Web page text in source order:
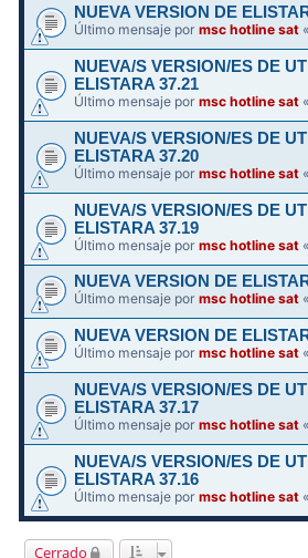
NUEVA VERSION DE
Último mensaje pormsc hotline sat
NUEVA/S VERSION/ES DE
ELISTARA 37.21
Último mensaje pormsc hotline sat
NUEVA/S VERSION/ES DE
ELISTARA 37.20
Último mensaje pormsc hotline sat
NUEVA/S VERSION/ES DE
ELISTARA 37.19
Último mensaje pormsc hotline sat
NUEVA VERSION DE
Último mensaje pormsc hotline sat
NUEVA VERSION DE
Último mensaje pormsc hotline sat
NUEVA/S VERSION/ES DE
ELISTARA 37.17
Último mensaje pormsc hotline sat
NUEVA/S VERSION/ES DE
ELISTARA 37.16
Último mensaje pormsc hotline sat
Cerrado